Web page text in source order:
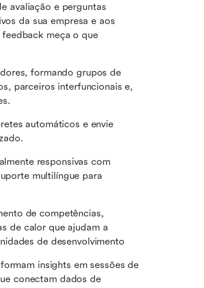
avaliação e perguntas
da sua empresa e aos
meça o que
formando grupos de
parceiros interfuncionais e,
automáticos e envie
responsivas com
multilíngue para
de competências,
de calor que ajudam a
de desenvolvimento
insights em sessões de
conectam dados de